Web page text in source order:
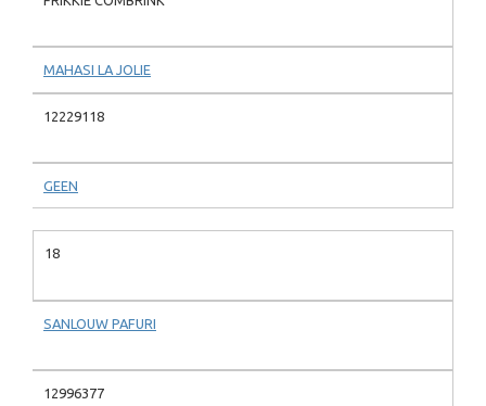
MAHASI LA JOLIE
12229118
GEEN
18
SANLOUW PAFURI
12996377